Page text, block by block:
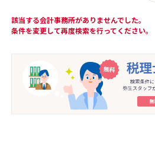
該当する会計事務所がありませんでした。
条件を変更して再度検索を行ってください。